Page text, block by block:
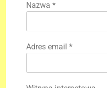
Nazwa *
Adres email *